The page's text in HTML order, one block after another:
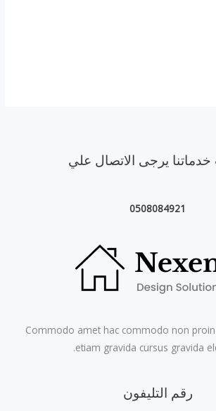
يرجى الاتصال علي
0508084921
Commodo amet hac commodo non
etiam gravida cursus gravida
رقم التليفون